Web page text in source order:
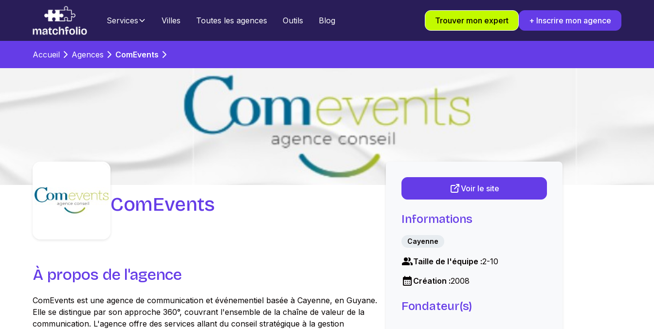
Services Villes Toutes les agences Outils Blog Trouver mon expert + Inscrire mon agence
Accueil Agences ComEvents
ComEvents
À propos de l'agence
ComEvents est une agence de communication et événementiel basée à Cayenne, en Guyane.
Elle se distingue par son approche 360°, couvrant l'ensemble de la chaîne de valeur de la
communication. L'agence offre des services allant du conseil stratégique à la gestion
Voir le site
Informations
Cayenne
Taille de l'équipe :2-10
Création :2008
Fondateur(s)